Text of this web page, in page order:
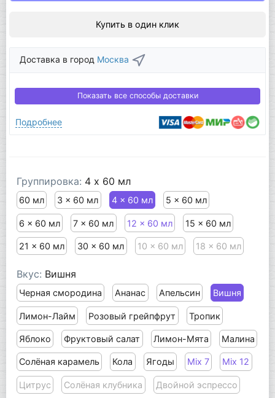
Купить в один клик
Доставка в город Москва
Показать все способы доставки
Подробнее
Группировка: 4 x 60 мл
60 мл 3 x 60 мл 4 x 60 мл 5 x 60 мл
6 x 60 мл 7 x 60 мл 12 x 60 мл 15 x 60 мл
21 x 60 мл 30 x 60 мл 10 x 60 мл 18 x 60 мл
Вкус: Вишня
Черная смородина Ананас Апельсин Вишня
Лимон-Лайм Розовый грейпфрут Тропик
Яблоко Фруктовый салат Лимон-Мята Малина
Солёная карамель Кола Ягоды Mix 7 Mix 12
Цитрус Солёная клубника Двойной эспрессо